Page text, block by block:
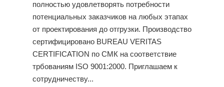
полностью удовлетворять потребности
потенциальных заказчиков на любых этапах
от проектирования до отгрузки. Производство
сертифицировано BUREAU VERITAS
CERTIFICATION по СМК на соответствие
трбованиям ISO 9001:2000. Приглашаем к
сотрудничеству...